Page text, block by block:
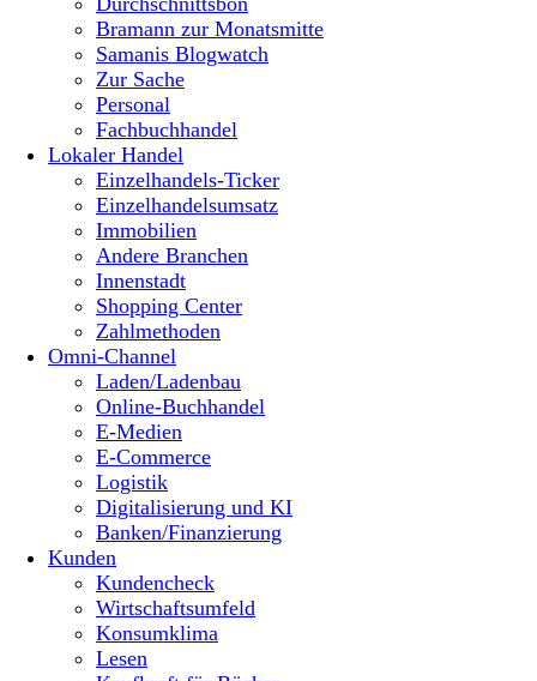
Bramann zur Monatsmitte
Samanis Blogwatch
Zur Sache
Personal
Fachbuchhandel
Lokaler Handel
Einzelhandels-Ticker
Einzelhandelsumsatz
Immobilien
Andere Branchen
Innenstadt
Shopping Center
Zahlmethoden
Omni-Channel
Laden/Ladenbau
Online-Buchhandel
E-Medien
E-Commerce
Logistik
Digitalisierung und KI
Banken/Finanzierung
Kunden
Kundencheck
Wirtschaftsumfeld
Konsumklima
Lesen